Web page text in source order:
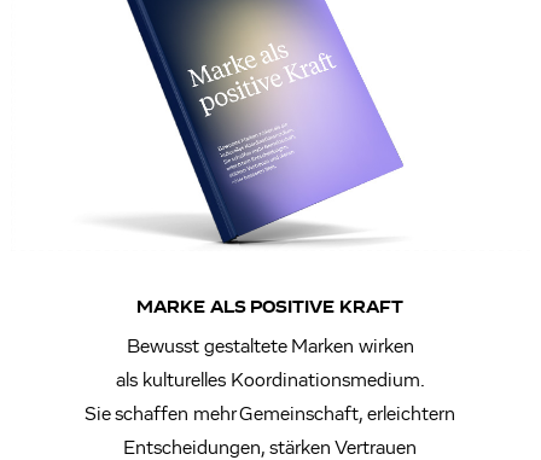
MARKE ALS POSITIVE KRAFT
Bewusst gestaltete Marken wirken
als kulturelles Koordinationsmedium.
Sie schaffen mehr Gemeinschaft, erleichtern
Entscheidungen, stärken Vertrauen